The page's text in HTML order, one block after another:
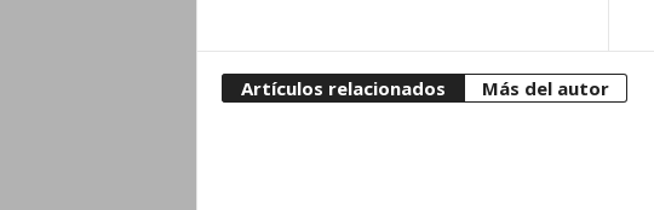
Artículos relacionados Más del autor